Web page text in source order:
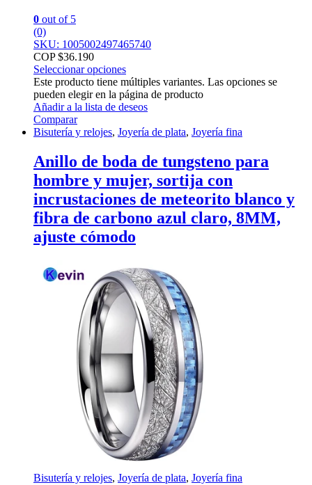
0 out of 5
(0)
SKU: 1005002497465740
COP $36.190
Seleccionar opciones
Este producto tiene múltiples variantes. Las opciones se
pueden elegir en la página de producto
Añadir a la lista de deseos
Comparar
Bisutería y relojes, Joyería de plata, Joyería fina
Anillo de boda de tungsteno para
hombre y mujer, sortija con
incrustaciones de meteorito blanco y
fibra de carbono azul claro, 8MM,
ajuste cómodo
Bisutería y relojes, Joyería de plata, Joyería fina